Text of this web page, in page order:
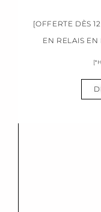
[OFFERTE DÈS
EN RELAIS